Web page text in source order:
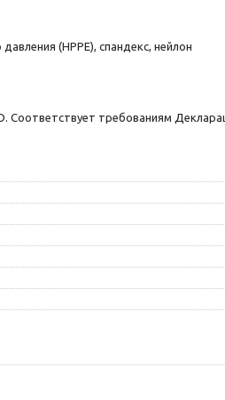
(HPPE), спандекс, нейлон
Соответствует требованиям